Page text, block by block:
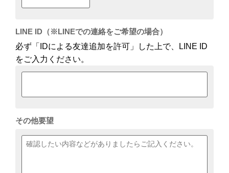
LINE ID（※LINEでの連絡をご希望の場合）
必ず「IDによる友達追加を許可」した上で、LINE ID
をご入力ください。
その他要望